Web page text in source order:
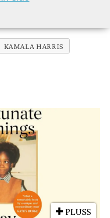
KAMALA HARRIS
PLUSS